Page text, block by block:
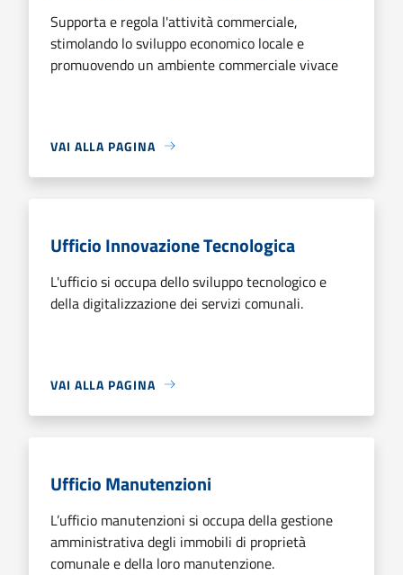
Supporta e regola l'attività commerciale,
stimolando lo sviluppo economico locale e
promuovendo un ambiente commerciale vivace
VAI ALLA PAGINA
Ufficio Innovazione Tecnologica
L'ufficio si occupa dello sviluppo tecnologico e
della digitalizzazione dei servizi comunali.
VAI ALLA PAGINA
Ufficio Manutenzioni
L’ufficio manutenzioni si occupa della gestione
amministrativa degli immobili di proprietà
comunale e della loro manutenzione.